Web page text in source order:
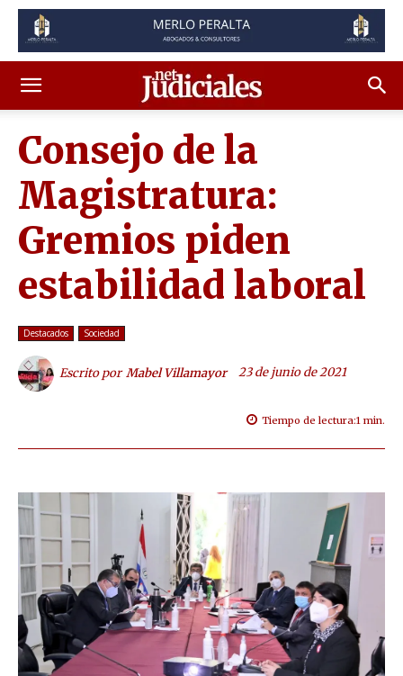
Consejo de la
Magistratura:
Gremios piden
estabilidad laboral
Destacados Sociedad
Escrito por Mabel Villamayor 23 de junio de 2021
Tiempo de lectura:1 min.